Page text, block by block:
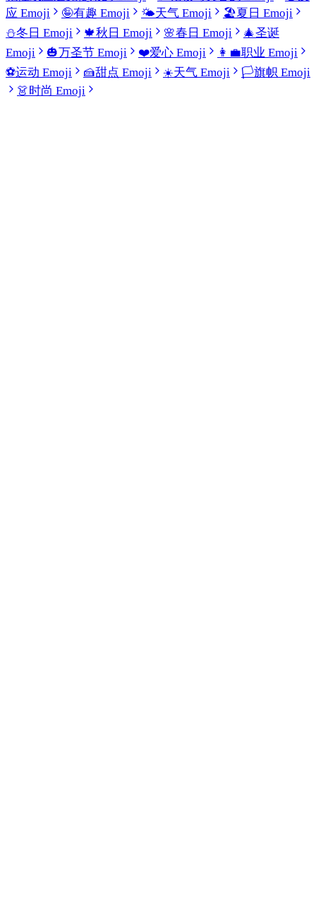
应 Emoji
🤪有趣 Emoji 🌤️天气 Emoji 🏖️夏日 Emoji
⛄冬日 Emoji 🍁秋日 Emoji 🌸春日 Emoji 🎄圣诞
Emoji
🎃万圣节 Emoji ❤️爱心 Emoji 👩‍💼职业 Emoji
⚽运动 Emoji 🍰甜点 Emoji ☀️天气 Emoji 🏳️旗帜 Emoji
👗时尚 Emoji